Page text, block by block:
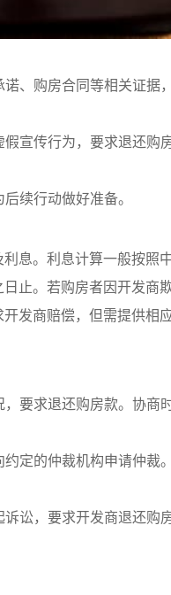
、购房合同等相关证据
宣传行为，要求退还购
续行动做好准备。
息。利息计算一般按照
止。若购房者因开发商
发商赔偿，但需提供相
要求退还购房款。协商
定的仲裁机构申请仲裁
讼，要求开发商退还购